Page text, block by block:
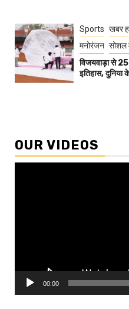
Sports खबर
मनोरंजन सोशल
विजयवाड़ा से
इतिहास, दुनिया
OUR VIDEOS
00:00